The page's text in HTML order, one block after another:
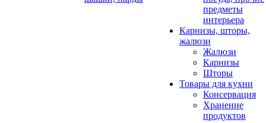
предметы
интерьера
Карнизы, шторы,
жалюзи
Жалюзи
Карнизы
Шторы
Товары для кухни
Консервация
Хранение
продуктов